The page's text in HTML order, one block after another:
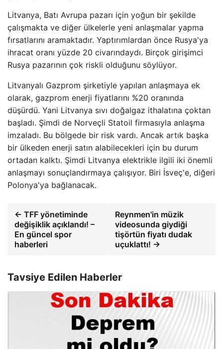
Litvanya, Batı Avrupa pazarı için yoğun bir şekilde
çalışmakta ve diğer ülkelerle yeni anlaşmalar yapma
fırsatlarını aramaktadır. Yaptırımlardan önce Rusya'ya
ihracat oranı yüzde 20 civarındaydı. Birçok girişimci
Rusya pazarının çok riskli olduğunu söylüyor.
Litvanyalı Gazprom şirketiyle yapılan anlaşmaya ek
olarak, gazprom enerji fiyatlarını %20 oranında
düşürdü. Yani Litvanya sıvı doğalgaz ithalatına çoktan
başladı. Şimdi de Norveçli Statoil firmasıyla anlaşma
imzaladı. Bu bölgede bir risk vardı. Ancak artık başka
bir ülkeden enerji satın alabilecekleri için bu durum
ortadan kalktı. Şimdi Litvanya elektrikle ilgili iki önemli
anlaşmayı sonuçlandırmaya çalışıyor. Biri İsveç'e, diğeri
Polonya'ya bağlanacak.
← TFF yönetiminde
değişiklik açıklandı! –
En güncel spor
haberleri
Reynmen'in müzik
videosunda giydiği
tişörtün fiyatı dudak
uçuklattı! →
Tavsiye Edilen Haberler